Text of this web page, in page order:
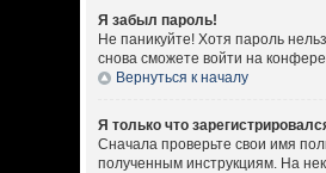
Я забыл пароль!
Не паникуйте! Хотя пароль
снова сможете войти на
Вернуться к началу
Я только что
Сначала проверьте свои имя
полученным инструкциям. На